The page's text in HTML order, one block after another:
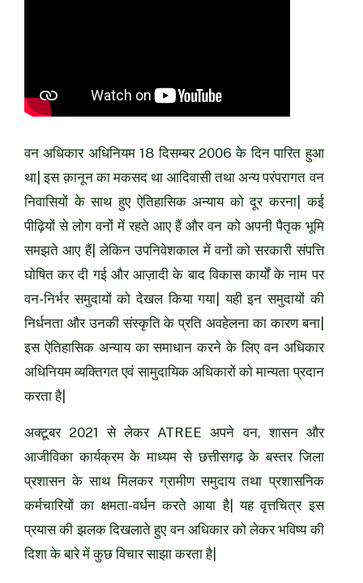
वन अधिकार अधिनियम 18 दिसम्बर 2006 के दिन पारित हुआ
था| इस क़ानून का मकसद था आदिवासी तथा अन्य परंपरागत वन
निवासियों के साथ हुए ऐतिहासिक अन्याय को दूर करना| कई
पीढ़ियों से लोग वनों में रहते आए हैं और वन को अपनी पैतृक भूमि
समझते आए हैं| लेकिन उपनिवेशकाल में वनों को सरकारी संपत्ति
घोषित कर दी गई और आज़ादी के बाद विकास कार्यों के नाम पर
वन-निर्भर समुदायों को देखल किया गया| यही इन समुदायों की
निर्धनता और उनकी संस्कृति के प्रति अवहेलना का कारण बना|
इस ऐतिहासिक अन्याय का समाधान करने के लिए वन अधिकार
अधिनियम व्यक्तिगत एवं सामुदायिक अधिकारों को मान्यता प्रदान
करता है|
अक्टूबर 2021 से लेकर ATREE अपने वन, शासन और
आजीविका कार्यक्रम के माध्यम से छत्तीसगढ़ के बस्तर जिला
प्रशासन के साथ मिलकर ग्रामीण समुदाय तथा प्रशासनिक
कर्मचारियों का क्षमता-वर्धन करते आया है| यह वृत्तचित्र इस
प्रयास की झलक दिखलाते हुए वन अधिकार को लेकर भविष्य की
दिशा के बारे में कुछ विचार साझा करता है|